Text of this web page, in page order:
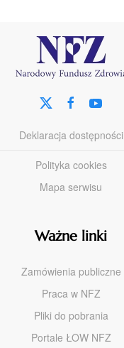
Deklaracja dostępności
Polityka cookies
Mapa serwisu
Ważne linki
Zamówienia publiczne
Praca w NFZ
Pliki do pobrania
Portale ŁOW NFZ